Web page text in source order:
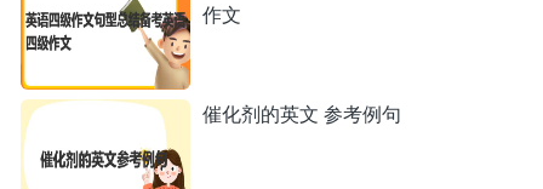
作文
催化剂的英文 参考例句